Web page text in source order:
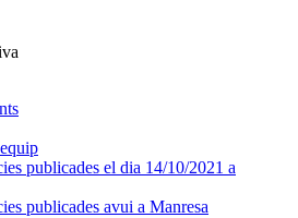
publicades el dia 14/10/2021 a
publicades avui a Manresa